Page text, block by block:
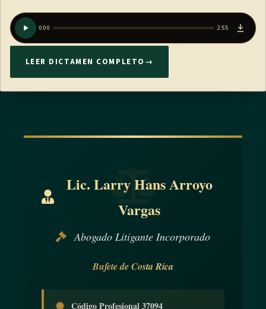
0:00 2:55
LEER DICTAMEN COMPLETO →
Lic. Larry Hans Arroyo
Vargas
Abogado Litigante Incorporado
Bufete de Costa Rica
Código Profesional 37094